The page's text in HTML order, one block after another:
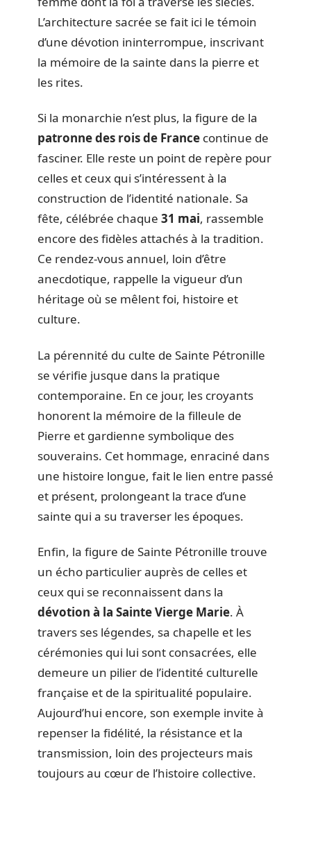
L’architecture sacrée se fait ici le témoin
d’une dévotion ininterrompue, inscrivant
la mémoire de la sainte dans la pierre et
les rites.
Si la monarchie n’est plus, la figure de la
patronne des rois de France continue de
fasciner. Elle reste un point de repère pour
celles et ceux qui s’intéressent à la
construction de l’identité nationale. Sa
fête, célébrée chaque 31 mai, rassemble
encore des fidèles attachés à la tradition.
Ce rendez-vous annuel, loin d’être
anecdotique, rappelle la vigueur d’un
héritage où se mêlent foi, histoire et
culture.
La pérennité du culte de Sainte Pétronille
se vérifie jusque dans la pratique
contemporaine. En ce jour, les croyants
honorent la mémoire de la filleule de
Pierre et gardienne symbolique des
souverains. Cet hommage, enraciné dans
une histoire longue, fait le lien entre passé
et présent, prolongeant la trace d’une
sainte qui a su traverser les époques.
Enfin, la figure de Sainte Pétronille trouve
un écho particulier auprès de celles et
ceux qui se reconnaissent dans la
dévotion à la Sainte Vierge Marie. À
travers ses légendes, sa chapelle et les
cérémonies qui lui sont consacrées, elle
demeure un pilier de l’identité culturelle
française et de la spiritualité populaire.
Aujourd’hui encore, son exemple invite à
repenser la fidélité, la résistance et la
transmission, loin des projecteurs mais
toujours au cœur de l’histoire collective.